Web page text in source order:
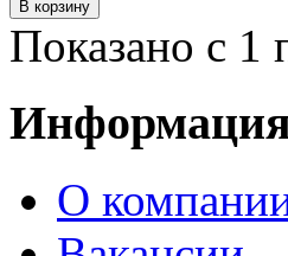
Показано с 1
О